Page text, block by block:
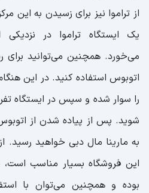
از تراموا نیز برای زسیدن به این
یک ایستگاه تراموا در
می‌خورد. همچنین می‌توانید برای
را سوار شده و سپس در ایستگاه
به مارینا مال دبی خواهید رسید.
این فروشگاه بسیار مناسب
بوده و همچنین می‌توان با